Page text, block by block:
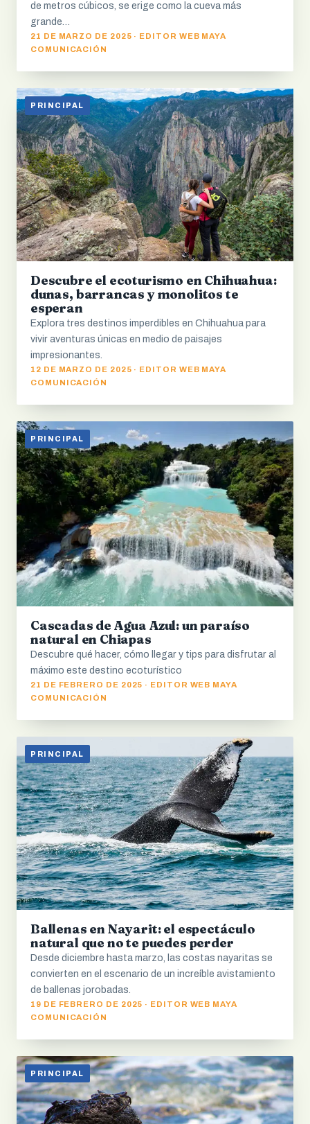
de metros cúbicos, se erige como la cueva más
grande…
21 DE MARZO DE 2025 · EDITOR WEB MAYA
COMUNICACIÓN
PRINCIPAL
Descubre el ecoturismo en Chihuahua:
dunas, barrancas y monolitos te
esperan
Explora tres destinos imperdibles en Chihuahua para
vivir aventuras únicas en medio de paisajes
impresionantes.
12 DE MARZO DE 2025 · EDITOR WEB MAYA
COMUNICACIÓN
PRINCIPAL
Cascadas de Agua Azul: un paraíso
natural en Chiapas
Descubre qué hacer, cómo llegar y tips para disfrutar al
máximo este destino ecoturístico
21 DE FEBRERO DE 2025 · EDITOR WEB MAYA
COMUNICACIÓN
PRINCIPAL
Ballenas en Nayarit: el espectáculo
natural que no te puedes perder
Desde diciembre hasta marzo, las costas nayaritas se
convierten en el escenario de un increíble avistamiento
de ballenas jorobadas.
19 DE FEBRERO DE 2025 · EDITOR WEB MAYA
COMUNICACIÓN
PRINCIPAL